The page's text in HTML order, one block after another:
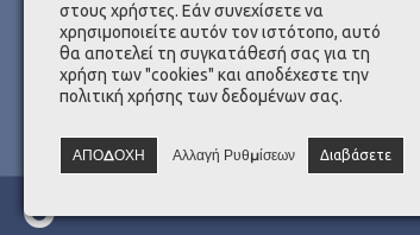
στους χρήστες. Εάν συνεχίσετε να
χρησιμοποιείτε αυτόν τον ιστότοπο, αυτό
θα αποτελεί τη συγκατάθεσή σας για τη
χρήση των "cookies" και αποδέχεστε την
πολιτική χρήσης των δεδομένων σας.
ΑΠΟΔΟΧΗ Διαβάσετε
Αλλαγή Ρυθμίσεων